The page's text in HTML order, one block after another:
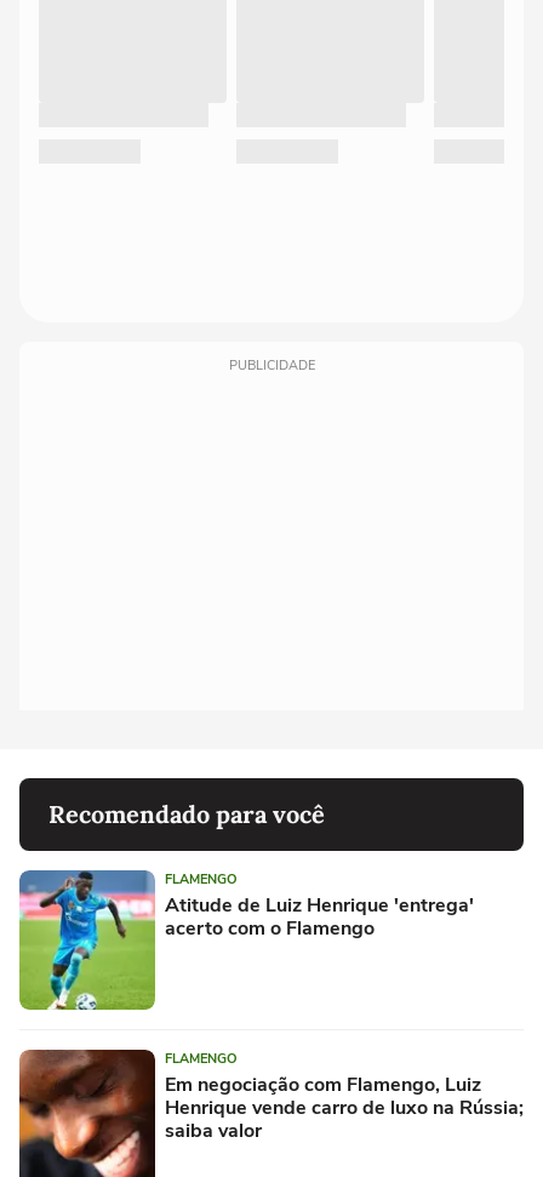
PUBLICIDADE
Recomendado para você
FLAMENGO
Atitude de Luiz Henrique 'entrega'
acerto com o Flamengo
FLAMENGO
Em negociação com Flamengo, Luiz
Henrique vende carro de luxo na Rússia;
saiba valor